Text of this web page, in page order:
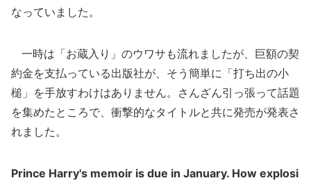
なっていました。
一時は「お蔵入り」のウワサも流れましたが、巨額の契
約金を支払っている出版社が、そう簡単に「打ち出の小
槌」を手放すわけはありません。さんざん引っ張って話題
を集めたところで、衝撃的なタイトルと共に発売が発表さ
れました。
Prince Harry's memoir is due in January. How explosi